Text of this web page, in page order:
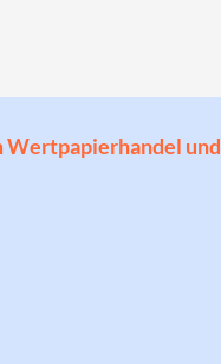
Wertpapierhandel und